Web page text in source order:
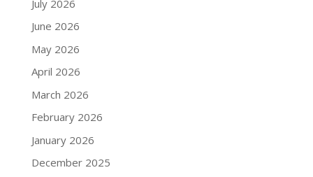
July 2026
June 2026
May 2026
April 2026
March 2026
February 2026
January 2026
December 2025